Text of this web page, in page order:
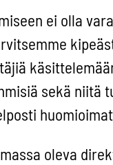
ei olla
sekä niitä
oleva